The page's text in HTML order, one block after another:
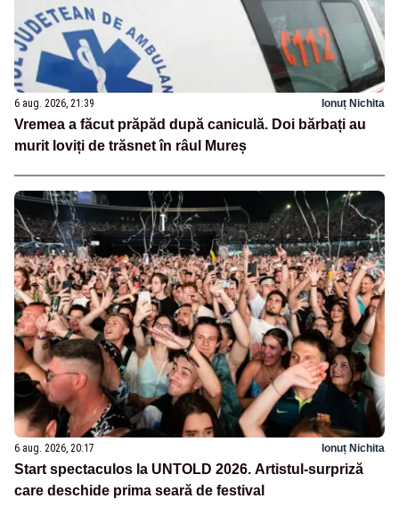
6 aug. 2026, 21:39 Ionuț Nichita
Vremea a făcut prăpăd după caniculă. Doi bărbați au
murit loviți de trăsnet în râul Mureș
6 aug. 2026, 20:17 Ionuț Nichita
Start spectaculos la UNTOLD 2026. Artistul-surpriză
care deschide prima seară de festival